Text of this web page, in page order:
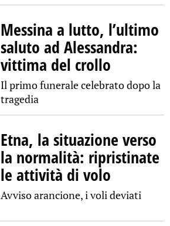
Messina a lutto, l’ultimo
saluto ad Alessandra:
vittima del crollo
Il primo funerale celebrato dopo la
tragedia
Etna, la situazione verso
la normalità: ripristinate
le attività di volo
Avviso arancione, i voli deviati